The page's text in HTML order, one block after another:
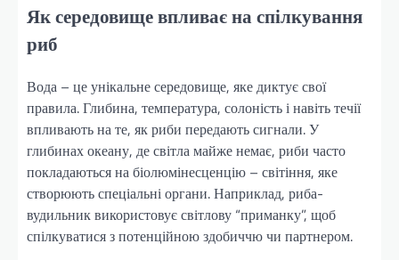
Як середовище впливає на спілкування
риб
Вода – це унікальне середовище, яке диктує свої
правила. Глибина, температура, солоність і навіть течії
впливають на те, як риби передають сигнали. У
глибинах океану, де світла майже немає, риби часто
покладаються на біолюмінесценцію – світіння, яке
створюють спеціальні органи. Наприклад, риба-
вудильник використовує світлову “приманку”, щоб
спілкуватися з потенційною здобиччю чи партнером.